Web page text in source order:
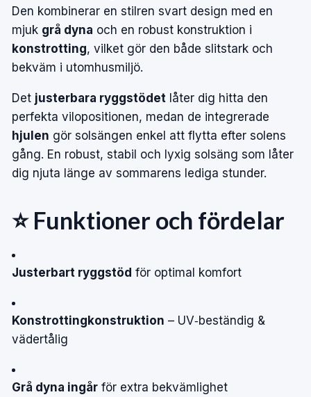
Den kombinerar en stilren svart design med en
mjuk grå dyna och en robust konstruktion i
konstrotting, vilket gör den både slitstark och
bekväm i utomhusmiljö.
Det justerbara ryggstödet låter dig hitta den
perfekta vilopositionen, medan de integrerade
hjulen gör solsängen enkel att flytta efter solens
gång. En robust, stabil och lyxig solsäng som låter
dig njuta länge av sommarens lediga stunder.
⭐ Funktioner och fördelar
Justerbart ryggstöd för optimal komfort
Konstrottingkonstruktion – UV‑beständig &
vädertålig
Grå dyna ingår för extra bekvämlighet